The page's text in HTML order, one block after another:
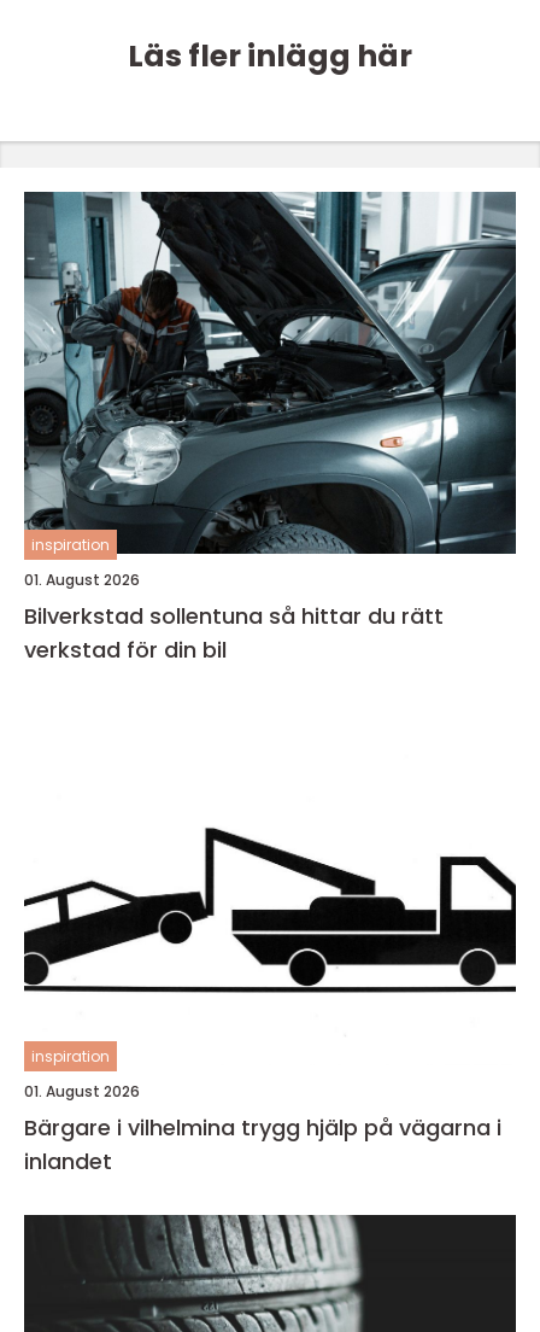
Läs fler inlägg här
inspiration
01. August 2026
Bilverkstad sollentuna så hittar du rätt
verkstad för din bil
inspiration
01. August 2026
Bärgare i vilhelmina trygg hjälp på vägarna i
inlandet